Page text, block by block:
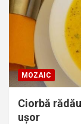
MOZAIC
Ciorbă
ușor